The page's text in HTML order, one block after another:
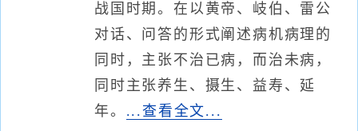
战国时期。在以黄帝、岐伯、雷公
对话、问答的形式阐述病机病理的
同时，主张不治已病，而治未病，
同时主张养生、摄生、益寿、延
年。 ...查看全文...